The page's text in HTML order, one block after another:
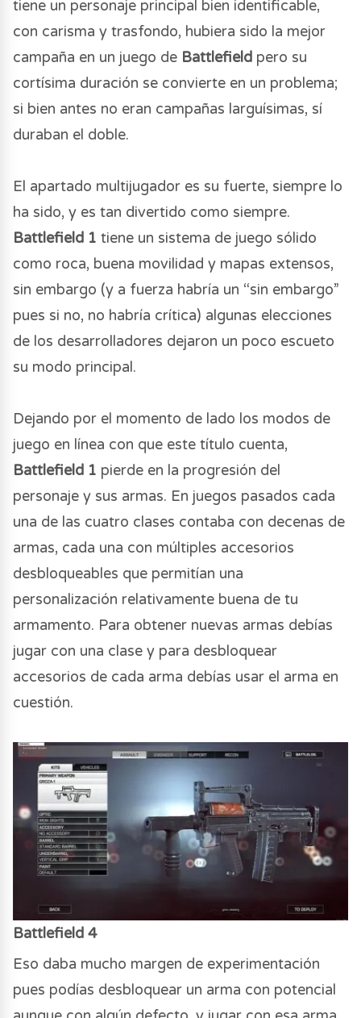
tiene un personaje principal bien identificable,
con carisma y trasfondo, hubiera sido la mejor
campaña en un juego de Battlefield pero su
cortísima duración se convierte en un problema;
si bien antes no eran campañas larguísimas, sí
duraban el doble.
El apartado multijugador es su fuerte, siempre lo
ha sido, y es tan divertido como siempre.
Battlefield 1 tiene un sistema de juego sólido
como roca, buena movilidad y mapas extensos,
sin embargo (y a fuerza habría un “sin embargo”
pues si no, no habría crítica) algunas elecciones
de los desarrolladores dejaron un poco escueto
su modo principal.
Dejando por el momento de lado los modos de
juego en línea con que este título cuenta,
Battlefield 1 pierde en la progresión del
personaje y sus armas. En juegos pasados cada
una de las cuatro clases contaba con decenas de
armas, cada una con múltiples accesorios
desbloqueables que permitían una
personalización relativamente buena de tu
armamento. Para obtener nuevas armas debías
jugar con una clase y para desbloquear
accesorios de cada arma debías usar el arma en
cuestión.
Battlefield 4
Eso daba mucho margen de experimentación
pues podías desbloquear un arma con potencial